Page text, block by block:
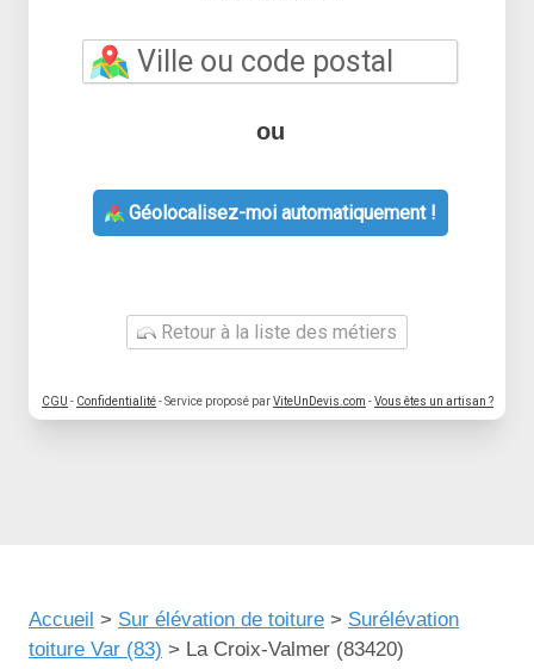
ou
Géolocalisez-moi automatiquement !
Retour à la liste des métiers
CGU - Confidentialité- Service proposé parViteUnDevis.com -Vous êtes un artisan ?
Accueil > Sur élévation de toiture > Surélévation
toiture Var (83) > La Croix-Valmer (83420)